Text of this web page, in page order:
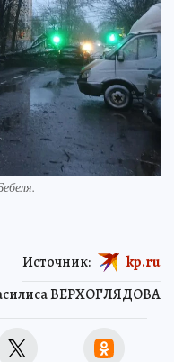
ВЕРХОГЛЯДОВА
Источник: kp.ru